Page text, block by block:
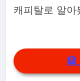
캐피탈로 알아